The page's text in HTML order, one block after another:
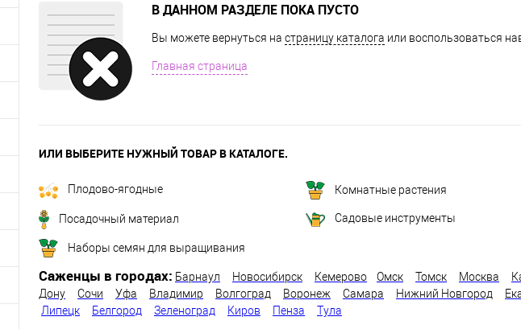
В ДАННОМ РАЗДЕЛЕ ПОКА ПУСТО
Вы можете вернуться на страницу каталога или воспользоваться
Главная страница
ИЛИ ВЫБЕРИТЕ НУЖНЫЙ ТОВАР В КАТАЛОГЕ.
Плодово-ягодные Комнатные растения
Посадочный материал Садовые инструменты
Наборы семян для выращивания
Саженцы в городах: Барнаул Новосибирск Кемерово Омск Томск Москва
Дону
Сочи Уфа Владимир Волгоград Воронеж Самара Нижний Новгород
Липецк
Белгород Зеленоград Киров Пенза Тула